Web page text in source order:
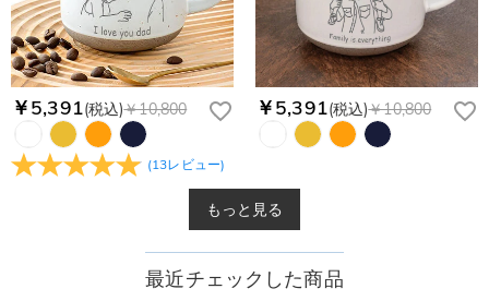
￥5,391(税込)￥10,800
(13レビュー)
￥5,391(税込)￥10,800
もっと見る
最近チェックした商品